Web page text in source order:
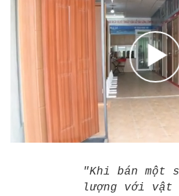
"Khi bán một
lượng với